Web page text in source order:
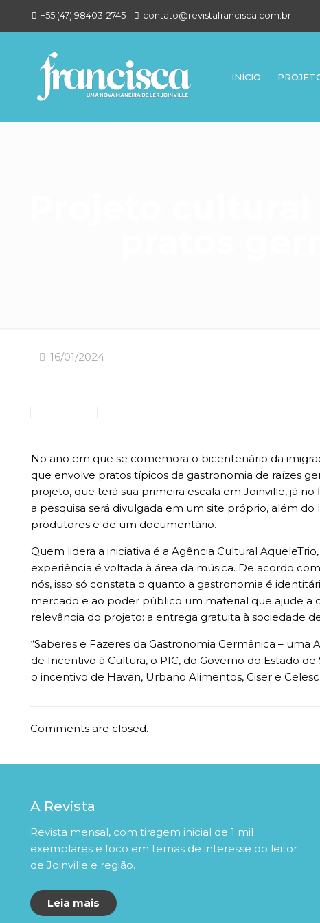
+55 (47) 98403-2745 contato@revistafrancisca.com.br
INÍCIO
16/01/2024
No ano em que se comemora o bicentenário da
que envolve pratos típicos da gastronomia de raízes
projeto, que terá sua primeira escala em Joinville, já
a pesquisa será divulgada em um site próprio, além
produtores e de um documentário.
Quem lidera a iniciativa é a Agência Cultural
experiência é voltada à área da música. De acordo
nós, isso só constata o quanto a gastronomia é
mercado e ao poder público um material que ajude a
relevância do projeto: a entrega gratuita à sociedade
“Saberes e Fazeres da Gastronomia Germânica –
de Incentivo à Cultura, o PIC, do Governo do Estado
o incentivo de Havan, Urbano Alimentos, Ciser e Celesc.
Comments are closed.
A Revista
Revista mensal, com tiragem inicial de 1 mil
exemplares e foco em temas de interesse do leitor
de Joinville e região.
Leia mais